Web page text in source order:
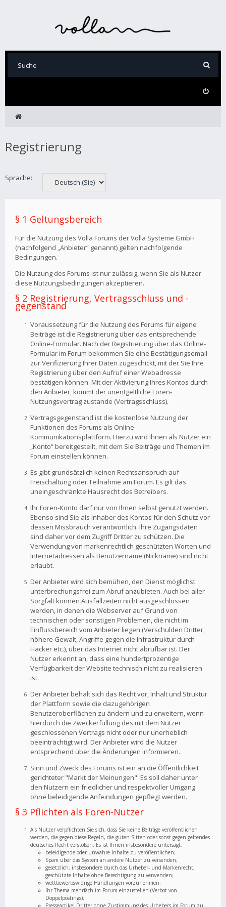
Registrierung
Sprache:
§ 1 Geltungsbereich
Für die Nutzung des Volla Forums der Volla Systeme GmbH
(nachfolgend „Anbieter“ genannt) gelten nachfolgende
Bedingungen.
Die Nutzung des Forums ist nur zulässig, wenn Sie als Nutzer
diese Nutzungsbedingungen akzeptieren.
§ 2 Registrierung, Vertragsschluss und -
gegenstand
Voraussetzung für die Nutzung des Forums für eigene
Beiträge ist die Registrierung über das entsprechende
Online-Formular. Nach der Registrierung über das Online-
Formular im Forum bekommen Sie eine Bestätigungsemail
zur Verifizierung Ihrer Daten zugeschickt, mit der Sie Ihre
Registrierung über den Aufruf einer Webadresse
bestätigen können. Mit der Aktivierung Ihres Kontos durch
den Anbieter, kommt der unentgeltliche Foren-
Nutzungsvertrag zustande (Vertragsschluss).
Vertragsgegenstand ist die kostenlose Nutzung der
Funktionen des Forums als Online-
Kommunikationsplattform. Hierzu wird Ihnen als Nutzer ein
„Konto“ bereitgestellt, mit dem Sie Beiträge und Themen im
Forum einstellen können.
Es gibt grundsätzlich keinen Rechtsanspruch auf
Freischaltung oder Teilnahme am Forum. Es gilt das
uneingeschränkte Hausrecht des Betreibers.
Ihr Foren-Konto darf nur von Ihnen selbst genutzt werden.
Ebenso sind Sie als Inhaber des Kontos für den Schutz vor
dessen Missbrauch verantwortlich. Ihre Zugangsdaten
sind daher vor dem Zugriff Dritter zu schützen. Die
Verwendung von markenrechtlich geschützten Worten und
Internetadressen als Benutzername (Nickname) sind nicht
erlaubt.
Der Anbieter wird sich bemühen, den Dienst möglichst
unterbrechungsfrei zum Abruf anzubieten. Auch bei aller
Sorgfalt können Ausfallzeiten nicht ausgeschlossen
werden, in denen die Webserver auf Grund von
technischen oder sonstigen Problemen, die nicht im
Einflussbereich vom Anbieter liegen (Verschulden Dritter,
höhere Gewalt, Angriffe gegen die Infrastruktur durch
Hacker etc.), über das Internet nicht abrufbar ist. Der
Nutzer erkennt an, dass eine hundertprozentige
Verfügbarkeit der Website technisch nicht zu realisieren
ist.
Der Anbieter behält sich das Recht vor, Inhalt und Struktur
der Plattform sowie die dazugehörigen
Benutzeroberflächen zu ändern und zu erweitern, wenn
hierdurch die Zweckerfüllung des mit dem Nutzer
geschlossenen Vertrags nicht oder nur unerheblich
beeinträchtigt wird. Der Anbieter wird die Nutzer
entsprechend über die Änderungen informieren.
Sinn und Zweck des Forums ist ein an die Öffentlichkeit
gerichteter "Markt der Meinungen". Es soll daher unter
den Nutzern ein friedlicher und respektvoller Umgang
ohne beleidigende Anfeindungen gepflegt werden.
§ 3 Pflichten als Foren-Nutzer
Als Nutzer verpflichten Sie sich, dass Sie keine Beiträge veröffentlichen
werden, die gegen diese Regeln, die guten Sitten oder sonst gegen geltendes
deutsches Recht verstoßen. Es ist Ihnen insbesondere untersagt,
beleidigende oder unwahre Inhalte zu veröffentlichen;
Spam über das System an andere Nutzer zu versenden;
gesetzlich, insbesondere durch das Urheber- und Markenrecht,
geschützte Inhalte ohne Berechtigung zu verwenden;
wettbewerbswidrige Handlungen vorzunehmen;
Ihr Thema mehrfach im Forum einzustellen (Verbot von
Doppelpostings);
Presseartikel Dritter ohne Zustimmung des Urhebers im Forum zu